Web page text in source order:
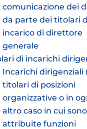
comunicazione dei
da parte dei titolari
incarico di direttore
generale
di incarichi
Incarichi dirigenziali
titolari di posizioni
organizzative o in
altro caso in cui sono
attribuite funzioni